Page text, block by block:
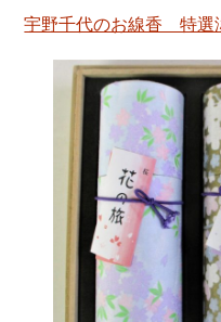
宇野千代のお線香 特選